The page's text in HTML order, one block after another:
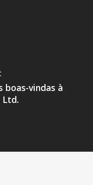
boas-vindas à
Ltd.